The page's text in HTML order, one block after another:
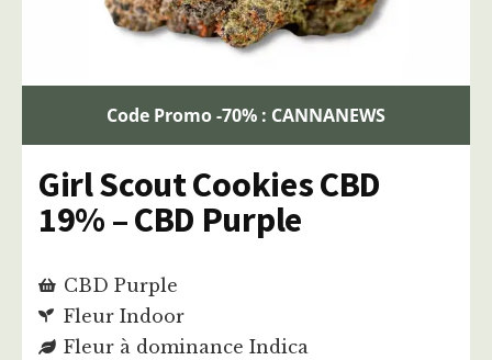
Code Promo -70% : CANNANEWS
Girl Scout Cookies CBD
19% – CBD Purple
CBD Purple
Fleur Indoor
Fleur à dominance Indica